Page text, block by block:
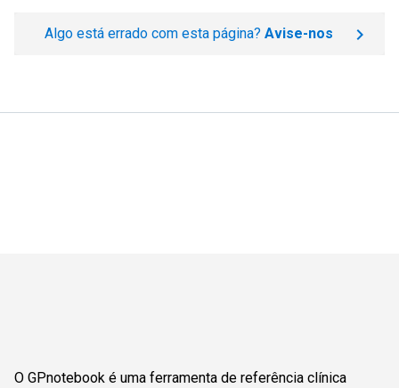
Algo está errado com esta página? Avise-nos
O GPnotebook é uma ferramenta de referência clínica